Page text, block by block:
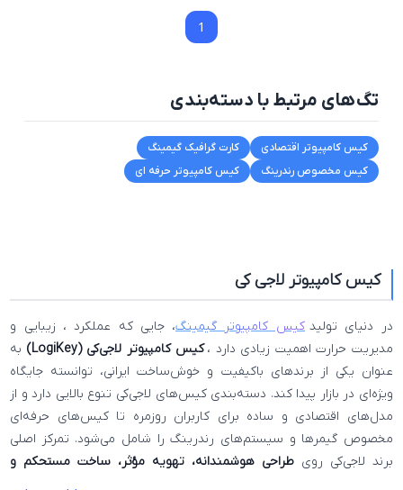
11
تگ‌های مرتبط با دسته‌بندی
کیس کامپیوتر اقتصادی
کارت گرافیک گیمینگ
کیس مخصوص رندرینگ
کیس کامپیوتر حرفه ای
کیس کامپیوتر لاجی کی
در دنیای تولیدکیس کامپیوتر گیمینگ، جایی که عملکرد ، زیبایی و
مدیریت حرارت اهمیت زیادی دارد ،کیس کامپیوتر لاجی‌کی (LogiKey)
به
عنوان یکی از برندهای باکیفیت و خوش‌ساخت ایرانی، توانسته جایگاه
ویژه‌ای در بازار پیدا کند. دسته‌بندی کیس‌های لاجی‌کی تنوع بالایی دارد و از
مدل‌های اقتصادی و ساده برای کاربران روزمره تا کیس‌های حرفه‌ای
مخصوص گیمرها و سیستم‌های رندرینگ را شامل می‌شود. تمرکز اصلی
برند لاجی‌کی رویطراحی هوشمندانه، تهویه مؤثر، ساخت مستحکم و